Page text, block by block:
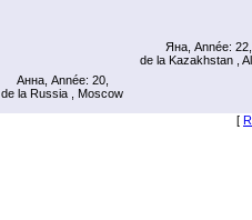
Анна, Année: 20,
de la Russia , Moscow
Яна, Année: 22,
de la Kazakhstan ,
[